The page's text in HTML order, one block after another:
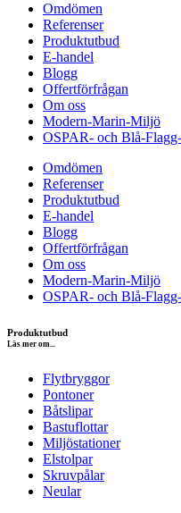
Omdömen
Referenser
Produktutbud
E-handel
Blogg
Offertförfrågan
Om oss
Modern-Marin-Miljö
OSPAR- och Blå-
Omdömen
Referenser
Produktutbud
E-handel
Blogg
Offertförfrågan
Om oss
Modern-Marin-Miljö
OSPAR- och Blå-
Produktutbud
Läs mer om...
Flytbryggor
Pontoner
Båtslipar
Bastuflottar
Miljöstationer
Elstolpar
Skruvpålar
Neular